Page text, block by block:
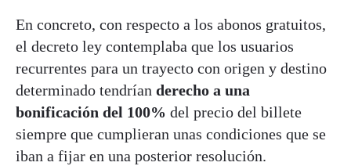
En concreto, con respecto a los abonos gratuitos,
el decreto ley contemplaba que los usuarios
recurrentes para un trayecto con origen y destino
determinado tendrían derecho a una
bonificación del 100% del precio del billete
siempre que cumplieran unas condiciones que se
iban a fijar en una posterior resolución.